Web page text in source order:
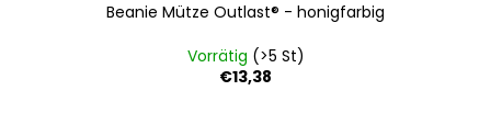
Beanie Mütze Outlast® - honigfarbig
Vorrätig (>5 St)
€13,38